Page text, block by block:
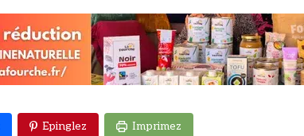
Epinglez Imprimez